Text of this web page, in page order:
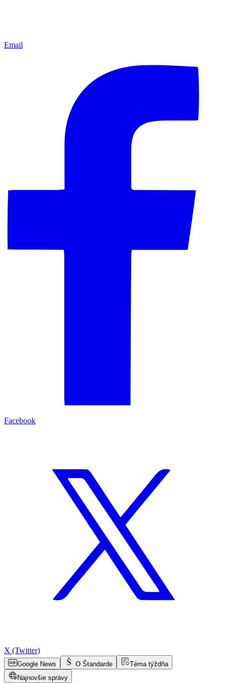
Email
Facebook
X (Twitter)
Google News O Štandarde
Téma týždňa
Najnovšie správy